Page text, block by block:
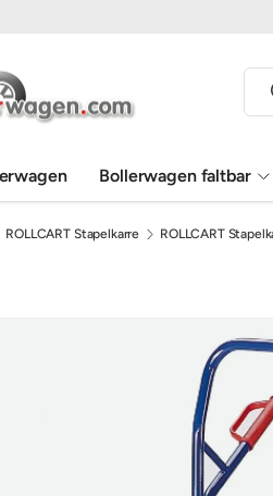
Bollerwagen faltbar
ROLLCART Stapelkarre ROLLCART